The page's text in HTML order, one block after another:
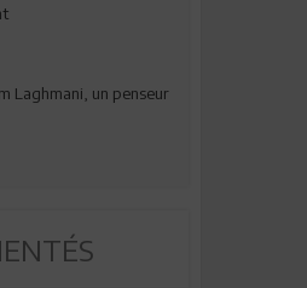
Laghmani, un penseur